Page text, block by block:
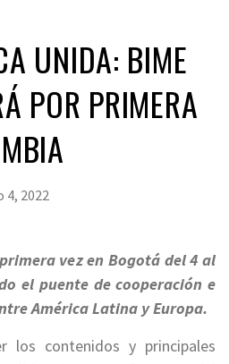
UNIDA: BIME
POR PRIMERA
4, 2022
vez en Bogotá del 4 al
el puente de cooperación e
América Latina y Europa.
los contenidos y principales